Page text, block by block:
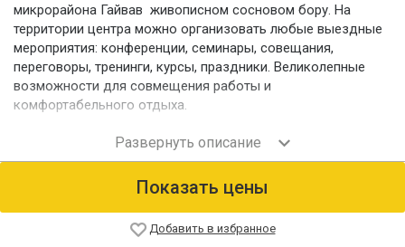
микрорайона Гайвав живописном сосновом бору. На
территории центра можно организовать любые выездные
мероприятия: конференции, семинары, совещания,
переговоры, тренинги, курсы, праздники. Великолепные
возможности для совмещения работы и
комфортабельного отдыха.
Номерной фонд
Для размещения предлагаются 3 благоустроенных корпуса
Питание 4-разовое. Для особых дат или мероприятий
Показать цены
Добавить в избранное